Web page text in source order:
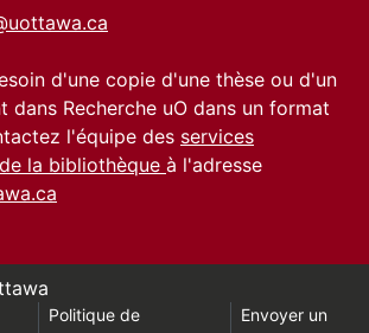
d'une copie d'une thèse ou d'un
dans Recherche uO dans un format
l'équipe des services
la bibliothèque à l'adresse
Politique de
Envoyer un